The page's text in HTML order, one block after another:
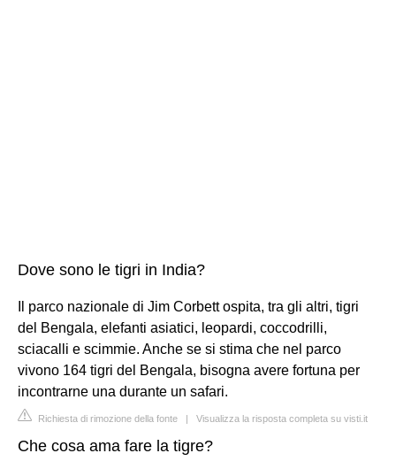
Dove sono le tigri in India?
Il parco nazionale di Jim Corbett ospita, tra gli altri, tigri
del Bengala, elefanti asiatici, leopardi, coccodrilli,
sciacalli e scimmie. Anche se si stima che nel parco
vivono 164 tigri del Bengala, bisogna avere fortuna per
incontrarne una durante un safari.
Richiesta di rimozione della fonte | Visualizza la risposta completa su visti.it
Che cosa ama fare la tigre?